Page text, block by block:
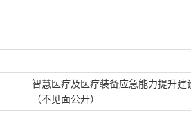
智慧医疗及医疗装备应急能力提升
（不见面公开）